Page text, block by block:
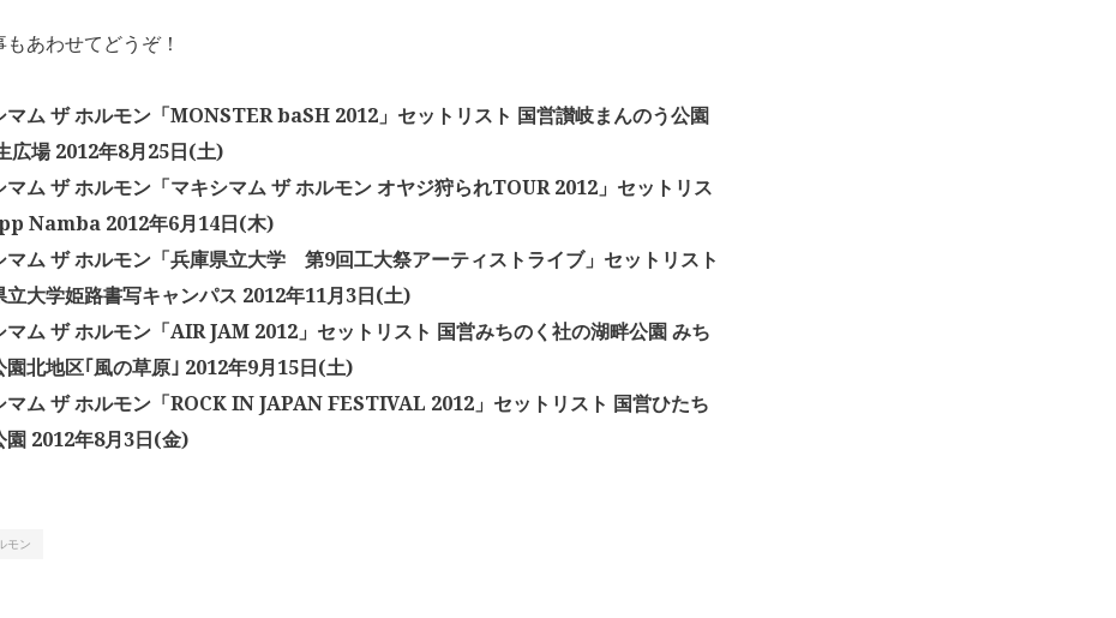
あわせてどうぞ！
マム ザ ホルモン「MONSTER baSH 2012」セットリスト 国営讃岐まんのう公園
広場 2012年8月25日(土)
マム ザ ホルモン「マキシマム ザ ホルモン オヤジ狩られTOUR 2012」セットリス
Namba 2012年6月14日(木)
マム ザ ホルモン「兵庫県立大学 第9回工大祭アーティストライブ」セットリスト
立大学姫路書写キャンパス 2012年11月3日(土)
マム ザ ホルモン「AIR JAM 2012」セットリスト 国営みちのく社の湖畔公園 みち
園北地区｢風の草原｣ 2012年9月15日(土)
マム ザ ホルモン「ROCK IN JAPAN FESTIVAL 2012」セットリスト 国営ひたち
園 2012年8月3日(金)
モン